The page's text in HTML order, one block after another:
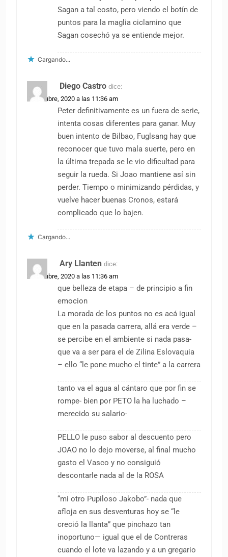
Sagan a tal costo, pero viendo el botín de
puntos para la maglia ciclamino que
Sagan cosechó ya se entiende mejor.
Cargando...
Diego Castro dice:
13 octubre, 2020 a las 11:36 am
Peter definitivamente es un fuera de serie,
intenta cosas diferentes para ganar. Muy
buen intento de Bilbao, Fuglsang hay que
reconocer que tuvo mala suerte, pero en
la última trepada se le vio dificultad para
seguir la rueda. Si Joao mantiene así sin
perder. Tiempo o minimizando pérdidas, y
vuelve hacer buenas Cronos, estará
complicado que lo bajen.
Cargando...
Ary Llanten dice:
13 octubre, 2020 a las 11:36 am
que belleza de etapa – de principio a fin
emocion
La morada de los puntos no es acá igual
que en la pasada carrera, allá era verde –
se percibe en el ambiente si nada pasa-
que va a ser para el de Zilina Eslovaquia
– ello “le pone mucho el tinte” a la carrera
tanto va el agua al cántaro que por fin se
rompe- bien por PETO la ha luchado –
merecido su salario-
PELLO le puso sabor al descuento pero
JOAO no lo dejo moverse, al final mucho
gasto el Vasco y no consiguió
descontarle nada al de la ROSA
“mi otro Pupiloso Jakobo”- nada que
afloja en sus desventuras hoy se “le
creció la llanta” que pinchazo tan
inoportuno— igual que el de Contreras
cuando el lote va lazando y a un gregario